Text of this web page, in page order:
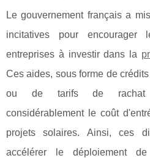
Le gouvernement français a
incitatives pour
entreprises à investir dans la
Ces aides, sous forme de
ou de tarifs de rachat
considérablement le coût
projets solaires. Ainsi, ces
accélérer le déploiement